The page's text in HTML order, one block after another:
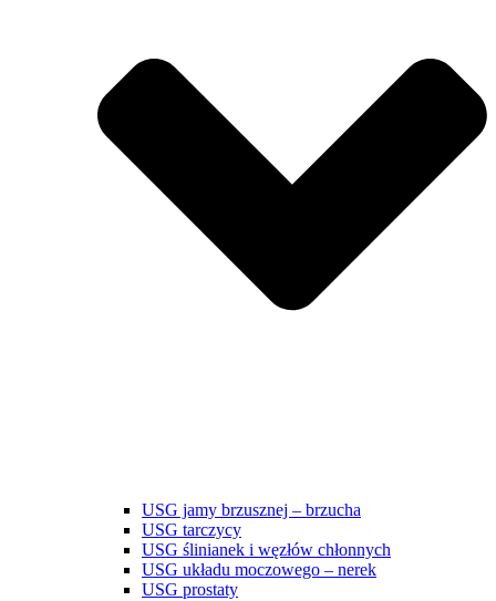
USG jamy brzusznej – brzucha
USG tarczycy
USG ślinianek i węzłów chłonnych
USG układu moczowego – nerek
USG prostaty